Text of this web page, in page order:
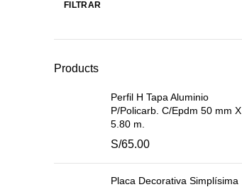
FILTRAR
Products
Perfil H Tapa Aluminio
P/Policarb. C/Epdm 50 mm X
5.80 m.
S/65.00
Placa Decorativa Simplísima